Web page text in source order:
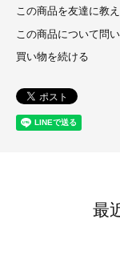
この商品を友達に教
この商品について問
買い物を続ける
最